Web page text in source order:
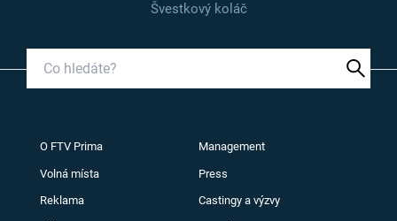
Švestkový koláč
O FTV Prima Management
Volná místa Press
Reklama Castingy a výzvy